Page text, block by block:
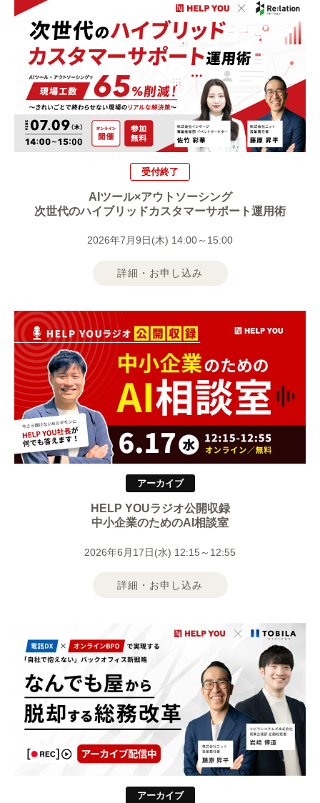
受付終了
AIツール×アウトソーシング
次世代のハイブリッドカスタマーサポート運用術
2026年7月9日(木) 14:00～15:00
詳細・お申し込み
アーカイブ
HELP YOUラジオ公開収録
中小企業のためのAI相談室
2026年6月17日(水) 12:15～12:55
詳細・お申し込み
アーカイブ